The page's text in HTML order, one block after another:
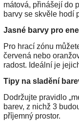
mátová, přinášejí do
barvy se skvěle hodí
Jasné barvy pro
Pro hrací zónu
červená nebo
radost. Ideální je
Tipy na sladění
Dodržujte pravidlo
barev, z nichž 3
příjemný prostor.